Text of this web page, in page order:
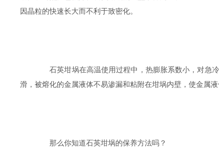
因晶粒的快速长大而不利于致密化。
石英坩埚在高温使用过程中，热膨胀系数小，对急冷
滑，被熔化的金属液体不易渗漏和粘附在坩埚内壁，使金属
那么你知道石英坩埚的保养方法吗？